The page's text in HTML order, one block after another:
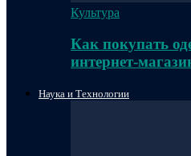
Культура
Как покупать
интернет-
Наука и Технологии